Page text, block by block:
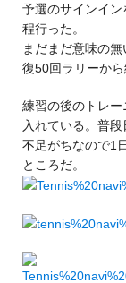
予選のサインイ
程行った。
まだまだ意味の
復50回ラリーから
練習の後のトレ
入れている。普
不足がちなので1
ところだ。